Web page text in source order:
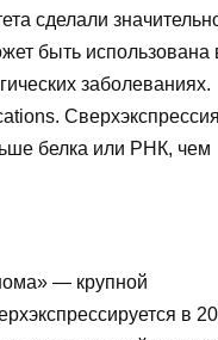
сделали
быть использована
заболеваниях.
Сверхэкспрессия
белка или РНК, чем
— крупной
в